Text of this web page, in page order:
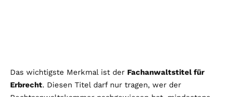
Das wichtigste Merkmal ist der Fachanwaltstitel für
Erbrecht. Diesen Titel darf nur tragen, wer der